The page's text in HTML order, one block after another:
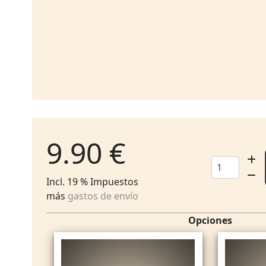
9.90 €
Incl. 19 % Impuestos
más gastos de envío
Opciones